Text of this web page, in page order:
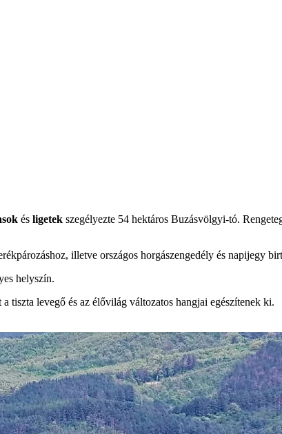
és ligetek szegélyezte 54 hektáros Buzásvölgyi-tó.
illetve országos horgászengedély és napijegy
helyszín.
tiszta levegő és az élővilág változatos hangjai egészítenek ki.